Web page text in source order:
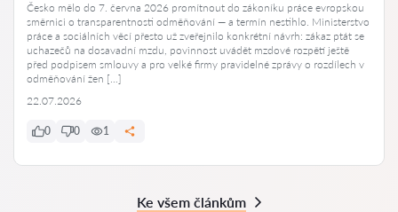
Česko mělo do 7. června 2026 promítnout do zákoníku práce evropskou
směrnici o transparentnosti odměňování — a termín nestihlo. Ministerstvo
práce a sociálních věcí přesto už zveřejnilo konkrétní návrh: zákaz ptát se
uchazečů na dosavadní mzdu, povinnost uvádět mzdové rozpětí ještě
před podpisem smlouvy a pro velké firmy pravidelné zprávy o rozdílech v
odměňování žen […]
22.07.2026
0 0 1
Ke všem článkům